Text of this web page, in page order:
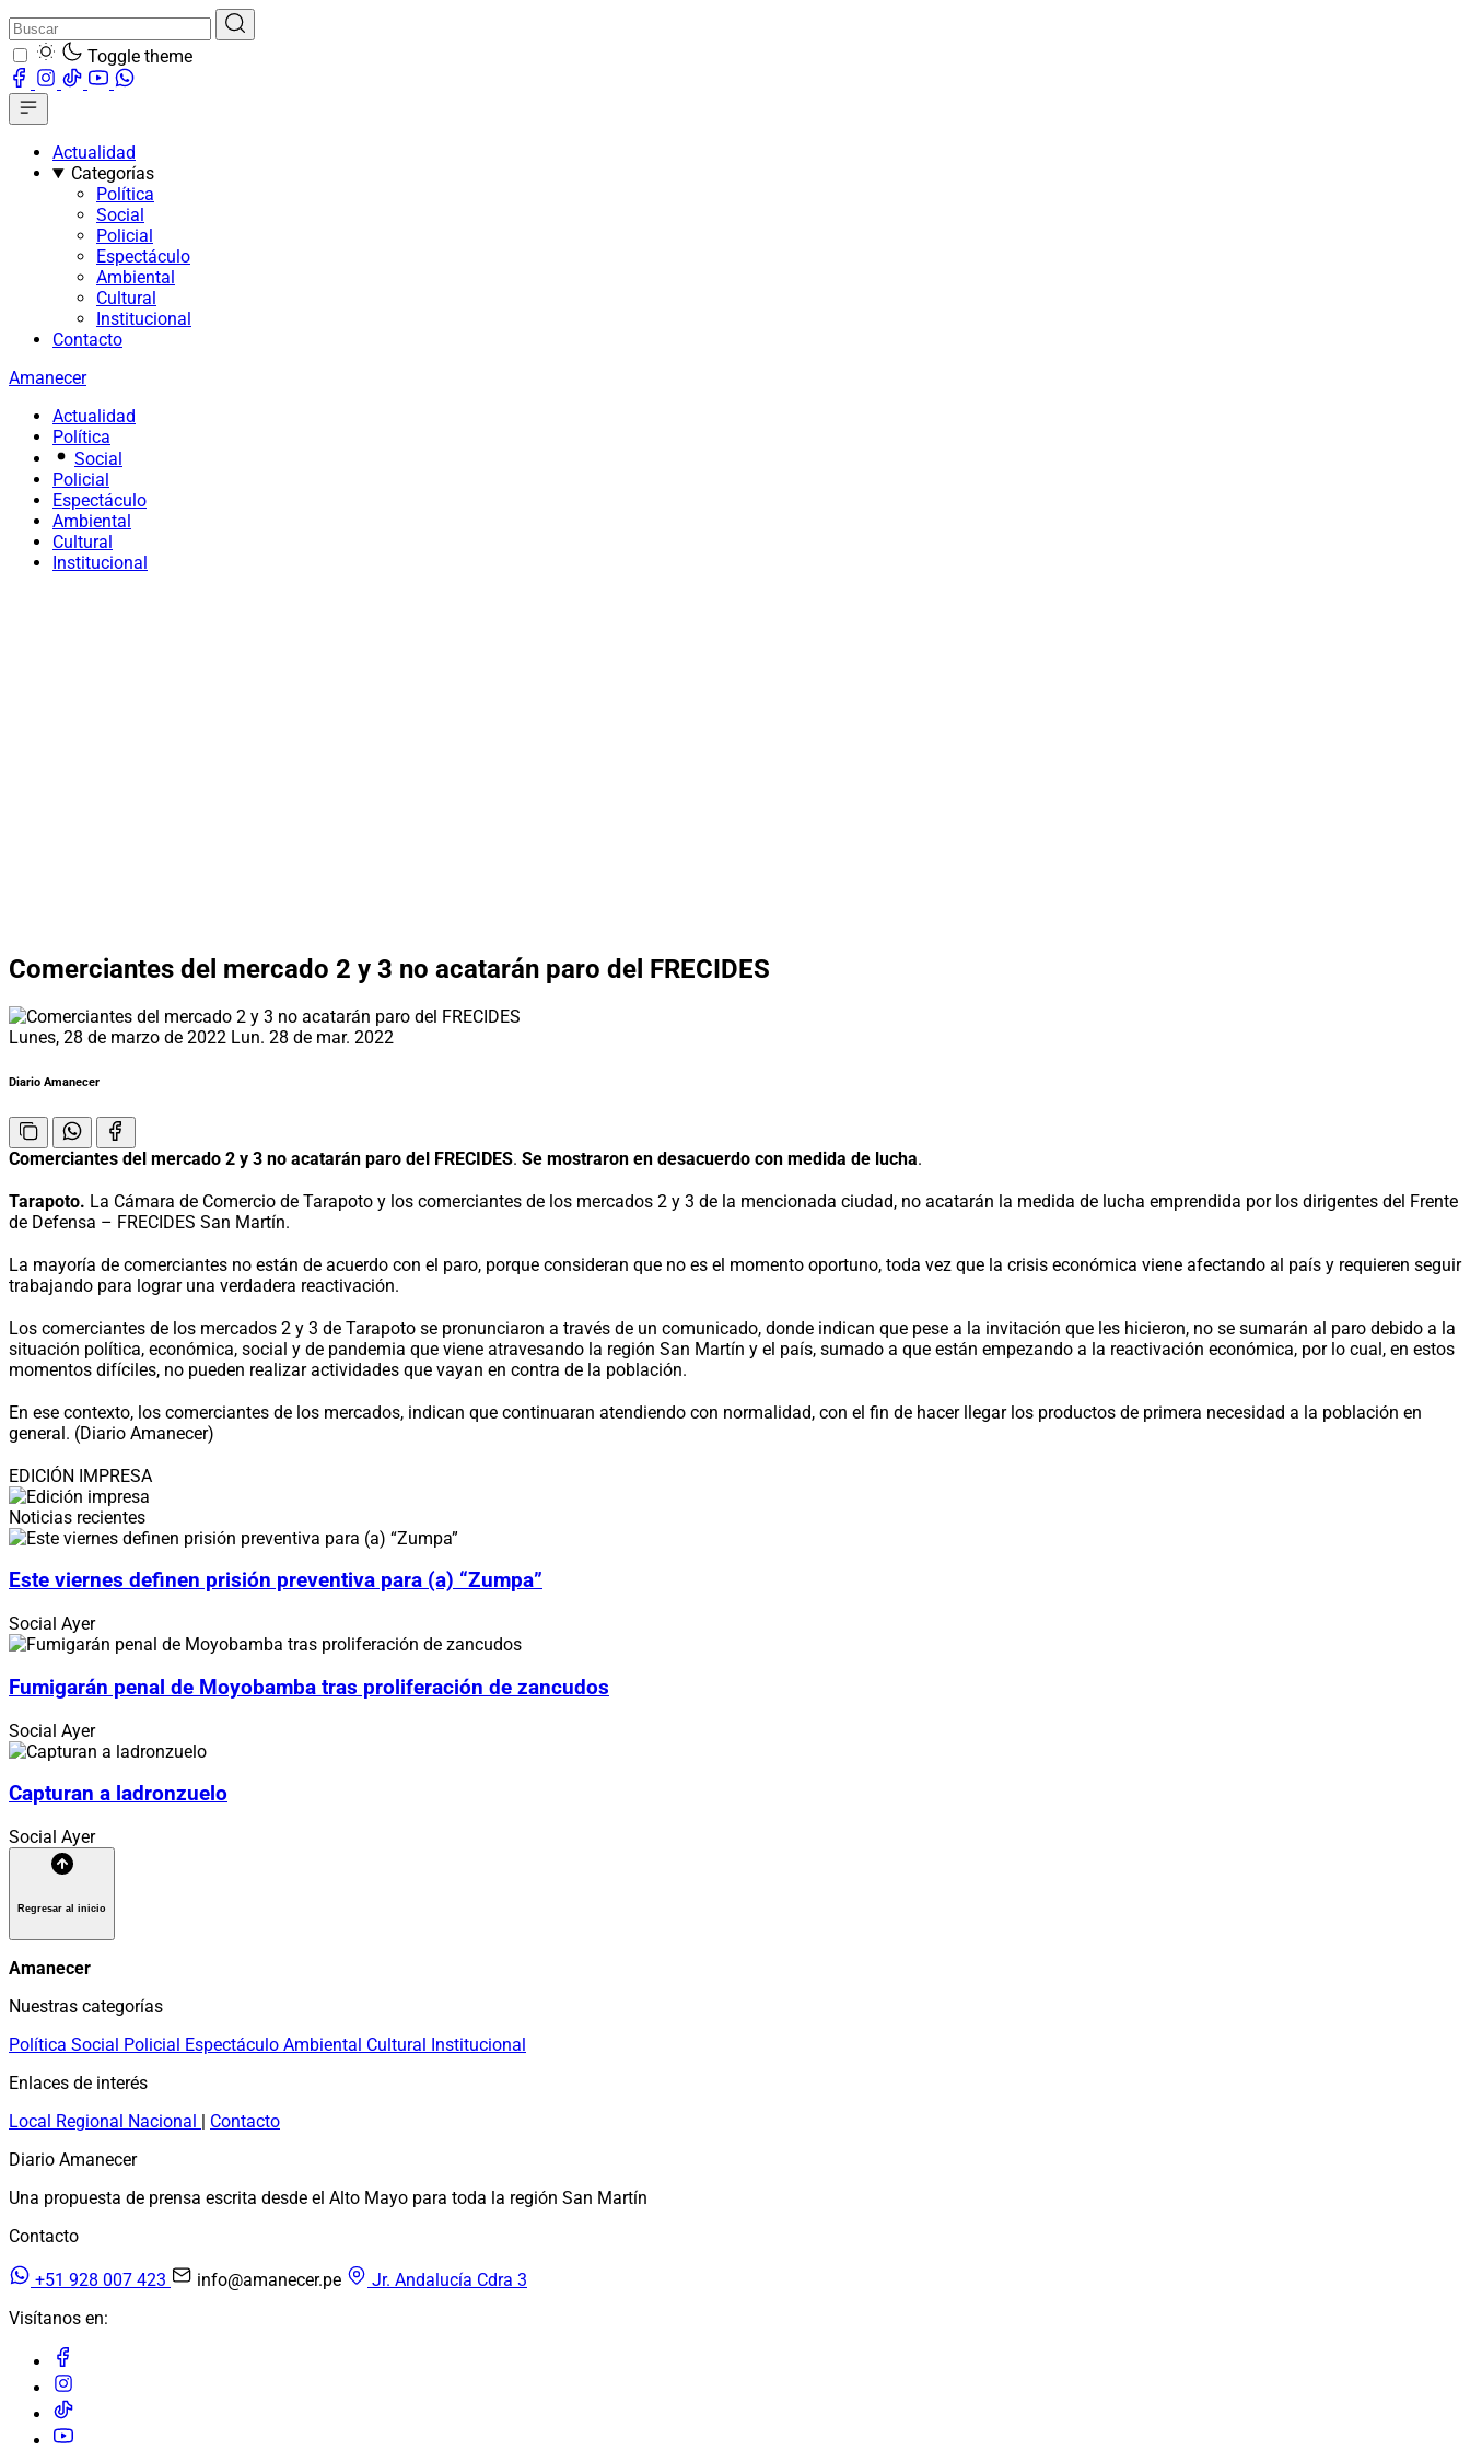
Toggle theme
Actualidad
Categorías
Política
Social
Policial
Espectáculo
Ambiental
Cultural
Institucional
Contacto
Amanecer
Actualidad
Política
Social
Policial
Espectáculo
Ambiental
Cultural
Institucional
Comerciantes del mercado 2 y 3 no acatarán paro del FRECIDES
Lunes, 28 de marzo de 2022 Lun. 28 de mar. 2022
Diario Amanecer
Comerciantes del mercado 2 y 3 no acatarán paro del FRECIDES. Se mostraron en desacuerdo con medida de lucha.
Tarapoto. La Cámara de Comercio de Tarapoto y los comerciantes de los mercados 2 y 3 de la mencionada ciudad, no acatarán la medida de lucha emprendida por los dirigentes del Frente
de Defensa – FRECIDES San Martín.
La mayoría de comerciantes no están de acuerdo con el paro, porque consideran que no es el momento oportuno, toda vez que la crisis económica viene afectando al país y requieren seguir
trabajando para lograr una verdadera reactivación.
Los comerciantes de los mercados 2 y 3 de Tarapoto se pronunciaron a través de un comunicado, donde indican que pese a la invitación que les hicieron, no se sumarán al paro debido a la
situación política, económica, social y de pandemia que viene atravesando la región San Martín y el país, sumado a que están empezando a la reactivación económica, por lo cual, en estos
momentos difíciles, no pueden realizar actividades que vayan en contra de la población.
En ese contexto, los comerciantes de los mercados, indican que continuaran atendiendo con normalidad, con el fin de hacer llegar los productos de primera necesidad a la población en
general. (Diario Amanecer)
EDICIÓN IMPRESA
Noticias recientes
Este viernes definen prisión preventiva para (a) “Zumpa”
Social Ayer
Fumigarán penal de Moyobamba tras proliferación de zancudos
Social Ayer
Capturan a ladronzuelo
Social Ayer
Regresar al inicio
Amanecer
Nuestras categorías
Política Social Policial Espectáculo Ambiental Cultural Institucional
Enlaces de interés
Local Regional Nacional | Contacto
Diario Amanecer
Una propuesta de prensa escrita desde el Alto Mayo para toda la región San Martín
Contacto
+51 928 007 423 info@amanecer.pe
Jr. Andalucía Cdra 3
Visítanos en: